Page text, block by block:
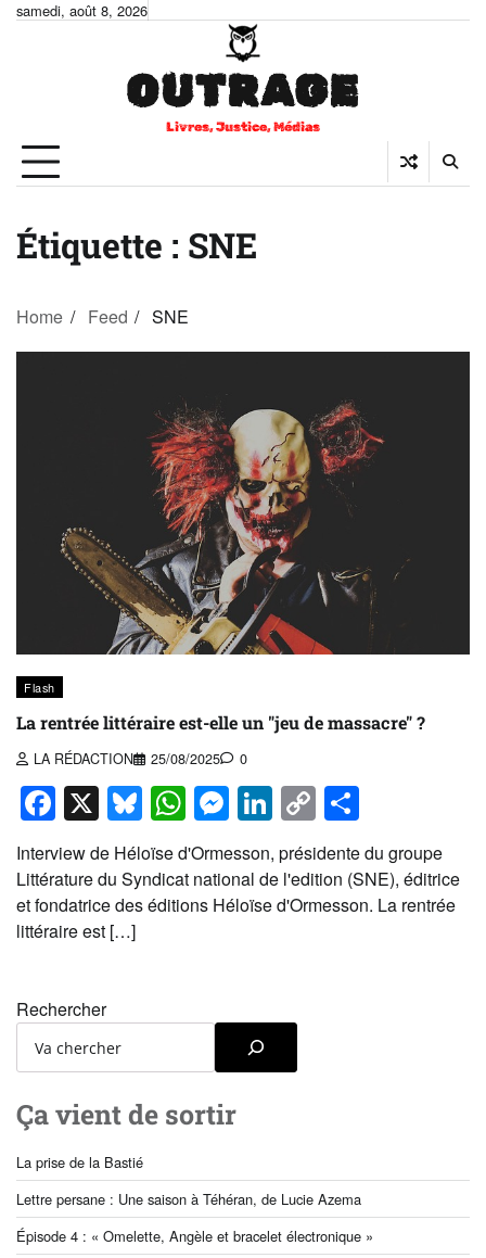
Skipsamedi, août 8, 2026
OUTRAGE
Livres, Justice, Médias
Étiquette : SNE
Home Feed SNE
Flash
La rentrée littéraire est-elle un "jeu de massacre" ?
LA RÉDACTION 25/08/2025 0
Facebook
X Bluesky
WhatsApp
Messenger
LinkedIn
Copy
Link
Interview de Héloïse d'Ormesson, présidente du groupe
Littérature du Syndicat national de l'edition (SNE), éditrice
et fondatrice des éditions Héloïse d'Ormesson. La rentrée
littéraire est […]
Rechercher
Ça vient de sortir
La prise de la Bastié
Lettre persane : Une saison à Téhéran, de Lucie Azema
Épisode 4 : « Omelette, Angèle et bracelet électronique »